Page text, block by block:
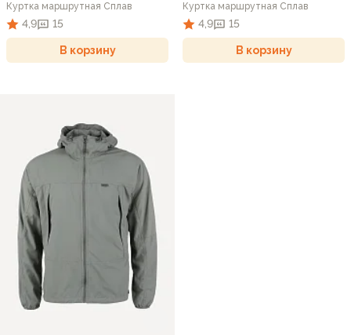
Куртка маршрутная Сплав
4,9 15
В корзину
Куртка маршрутная Сплав
4,9 15
В корзину